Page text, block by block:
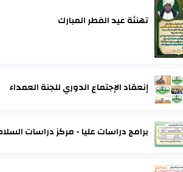
تهنئة عيد الفطر المبارك
إنعقاد الإجتماع الدوري للجنة العمداء
برامج دراسات عليا - مركز دراسات